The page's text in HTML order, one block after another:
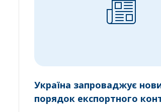
Україна запроваджує
порядок експортного